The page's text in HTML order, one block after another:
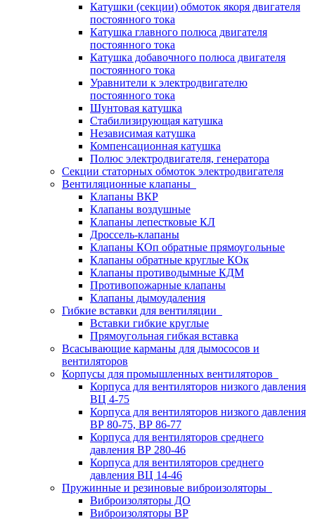
Катушки (секции) обмоток якоря двигателя
постоянного тока
Катушка главного полюса двигателя
постоянного тока
Катушка добавочного полюса двигателя
постоянного тока
Уравнители к электродвигателю
постоянного тока
Шунтовая катушка
Стабилизирующая катушка
Независимая катушка
Компенсационная катушка
Полюс электродвигателя, генератора
Секции статорных обмоток электродвигателя
Вентиляционные клапаны
Клапаны ВКР
Клапаны воздушные
Клапаны лепестковые КЛ
Дроссель-клапаны
Клапаны КОп обратные прямоугольные
Клапаны обратные круглые КОк
Клапаны противодымные КДМ
Противопожарные клапаны
Клапаны дымоудаления
Гибкие вставки для вентиляции
Вставки гибкие круглые
Прямоугольная гибкая вставка
Всасывающие карманы для дымососов и
вентиляторов
Корпусы для промышленных вентиляторов
Корпуса для вентиляторов низкого давления
ВЦ 4-75
Корпуса для вентиляторов низкого давления
ВР 80-75, ВР 86-77
Корпуса для вентиляторов среднего
давления ВР 280-46
Корпуса для вентиляторов среднего
давления ВЦ 14-46
Пружинные и резиновые виброизоляторы
Виброизоляторы ДО
Виброизоляторы ВР